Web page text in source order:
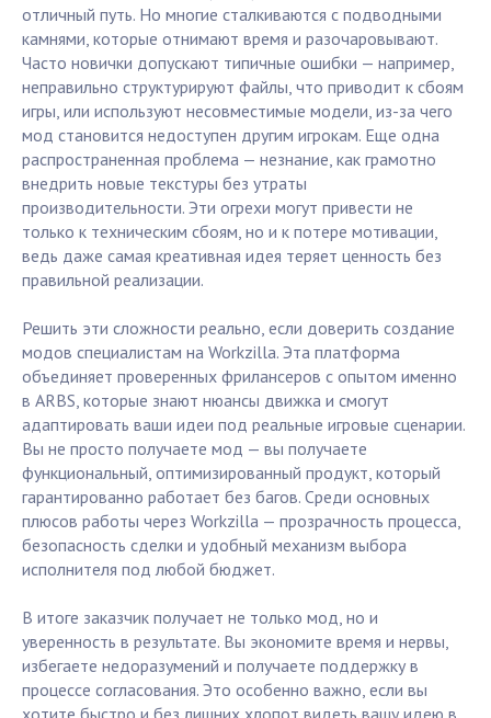
отличный путь. Но многие сталкиваются с подводными
камнями, которые отнимают время и разочаровывают.
Часто новички допускают типичные ошибки — например,
неправильно структурируют файлы, что приводит к сбоям
игры, или используют несовместимые модели, из-за чего
мод становится недоступен другим игрокам. Еще одна
распространенная проблема — незнание, как грамотно
внедрить новые текстуры без утраты
производительности. Эти огрехи могут привести не
только к техническим сбоям, но и к потере мотивации,
ведь даже самая креативная идея теряет ценность без
правильной реализации.
Решить эти сложности реально, если доверить создание
модов специалистам на Workzilla. Эта платформа
объединяет проверенных фрилансеров с опытом именно
в ARBS, которые знают нюансы движка и смогут
адаптировать ваши идеи под реальные игровые сценарии.
Вы не просто получаете мод — вы получаете
функциональный, оптимизированный продукт, который
гарантированно работает без багов. Среди основных
плюсов работы через Workzilla — прозрачность процесса,
безопасность сделки и удобный механизм выбора
исполнителя под любой бюджет.
В итоге заказчик получает не только мод, но и
уверенность в результате. Вы экономите время и нервы,
избегаете недоразумений и получаете поддержку в
процессе согласования. Это особенно важно, если вы